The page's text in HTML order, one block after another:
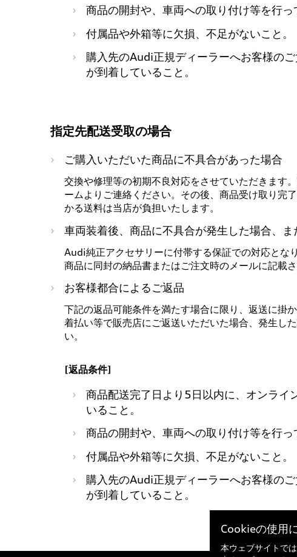
商品の開封や、車両への取り付け等を行っ
付属品や外箱等に欠損、不足がないこと。
購入先のAudi正規ディーラーへお客様の
が到着していること。
指定先配送受取の場合
ご購入いただいた商品に不具合があった場合
交換や修理等の初期不良対応をさせていただきます
ームよりご連絡ください。その後、商品受け取り完
かる送料は当店が負担いたします。
車両装着後、商品に不具合が発生した場合、
Audi純正アクセサリーに付帯する保証での対応とな
商品に同封の納品書またはご注文時のメールに記載
お客様都合によるご返品
下記の返品可能条件を満たす場合に限り、返送に掛
着払い等で販売店にご返送いただいた場合、発生し
い。
[返品条件]
商品配送完了日より5日以内に、オンライ
いること。
商品の開封や、車両への取り付け等を行っ
付属品や外箱等に欠損、不足がないこと。
購入先のAudi正規ディーラーへお客様の
が到着していること。
Cookieの使用
本ウェブサイトで